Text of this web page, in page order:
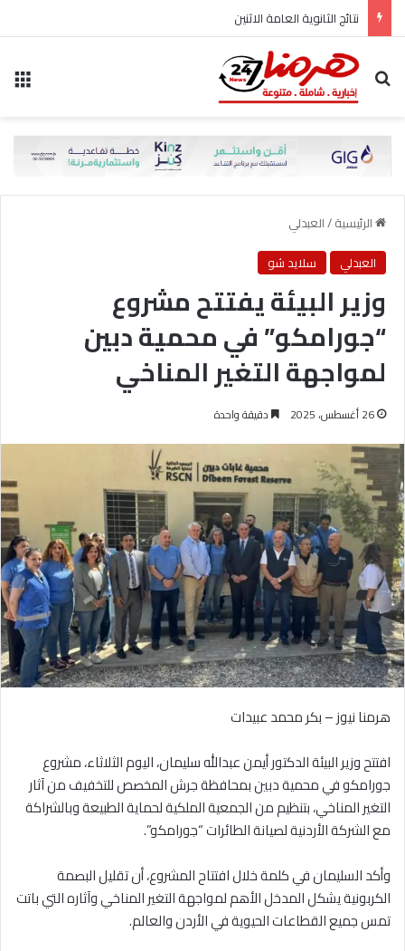
نتائج الثانوية العامة الاثنين
بحث عن
الرئيسية/العبدلي
العبدلي
سلايد شو
وزير البيئة يفتتح مشروع
“جورامكو” في محمية دبين
لمواجهة التغير المناخي
26 أغسطس، 2025 دقيقة واحدة
هرمنا نيوز – بكر محمد عبيدات
افتتح وزير البيئة الدكتور أيمن عبدالله سليمان، اليوم الثلاثاء، مشروع
جورامكو في محمية دبين بمحافظة جرش المخصص للتخفيف من آثار
التغير المناخي، بتنظيم من الجمعية الملكية لحماية الطبيعة وبالشراكة
مع الشركة الأردنية لصيانة الطائرات “جورامكو”.
وأكد السليمان في كلمة خلال افتتاح المشروع، أن تقليل البصمة
الكربونية يشكل المدخل الأهم لمواجهة التغير المناخي وآثاره التي باتت
تمس جميع القطاعات الحيوية في الأردن والعالم.